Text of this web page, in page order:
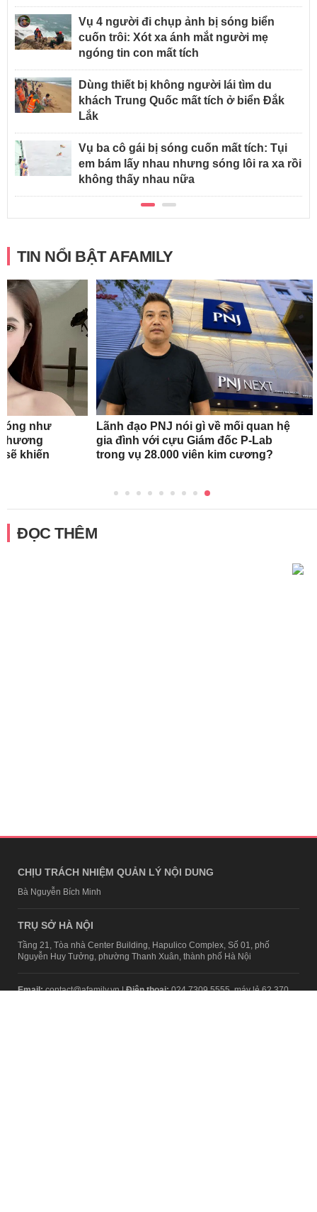
Vụ 4 người đi chụp ảnh bị sóng biển
cuốn trôi: Xót xa ánh mắt người mẹ
ngóng tin con mất tích
Dùng thiết bị không người lái tìm du
khách Trung Quốc mất tích ở biển Đắk
Lắk
Vụ ba cô gái bị sóng cuốn mất tích: Tụi
em bám lấy nhau nhưng sóng lôi ra xa rồi
không thấy nhau nữa
TIN NỔI BẬT AFAMILY
như
hương
sẽ khiến
Lãnh đạo PNJ nói gì về mối quan hệ
gia đình với cựu Giám đốc P-Lab
trong vụ 28.000 viên kim cương?
ĐỌC THÊM
CHỊU TRÁCH NHIỆM QUẢN LÝ NỘI DUNG
Bà Nguyễn Bích Minh
TRỤ SỞ HÀ NỘI
Tầng 21, Tòa nhà Center Building, Hapulico Complex, Số 01, phố
Nguyễn Huy Tưởng, phường Thanh Xuân, thành phố Hà Nội
Email:contact@afamily.vn |Điện thoại:024 7309 5555, máy lẻ 62.370